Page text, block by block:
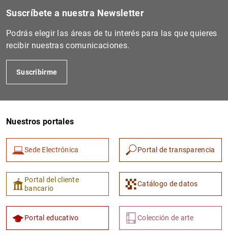
Secretaría General
Suscríbete a nuestra Newsletter
Podrás elegir las áreas de tu interés para las que quieres
recibir nuestras comunicaciones.
Suscribirme
Nuestros portales
Sede Electrónica Portal de transparencia
Portal del cliente
bancario
Catálogo de datos
Portal educativo Colección de arte